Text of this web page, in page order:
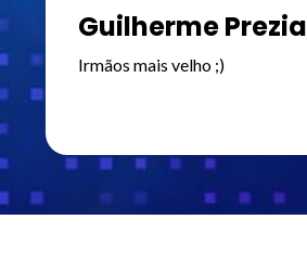
Guilherme Prezia
Irmãos mais velho ;)